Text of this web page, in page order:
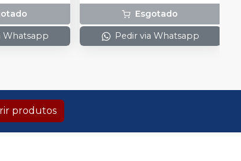
Whatsapp
Esgotado
Pedir via Whatsapp
produtos